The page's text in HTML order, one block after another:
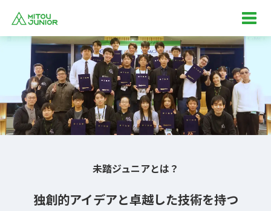
未踏ジュニアとは？
独創的アイデアと卓越した技術を持つ